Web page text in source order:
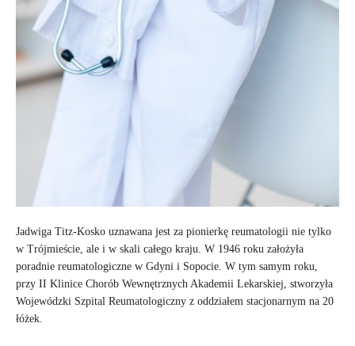
Jadwiga Titz-Kosko uznawana jest za pionierkę reumatologii nie tylko
w Trójmieście, ale i w skali całego kraju. W 1946 roku założyła
poradnie reumatologiczne w Gdyni i Sopocie. W tym samym roku,
przy II Klinice Chorób Wewnętrznych Akademii Lekarskiej, stworzyła
Wojewódzki Szpital Reumatologiczny z oddziałem stacjonarnym na 20
łóżek.